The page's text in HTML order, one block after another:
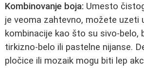
Kombinovanje boja: Umesto
je veoma zahtevno, možete uzeti
kombinacije kao što su sivo-belo,
tirkizno-belo ili pastelne nijanse.
pločice ili mozaik mogu biti lep